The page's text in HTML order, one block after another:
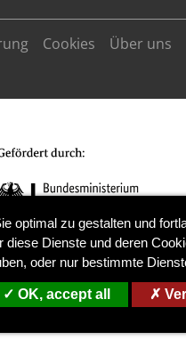
Cookies Über uns
optimal zu gestalten und
diese Dienste und deren
oder nur bestimmte
OK, accept all